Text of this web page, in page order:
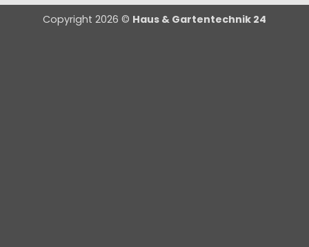
Copyright 2026 © Haus & Gartentechnik 24